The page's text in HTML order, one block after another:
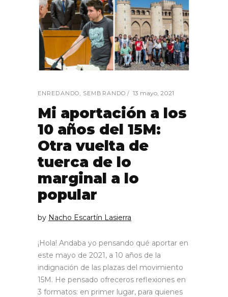
ENREDANDO, SEMBRANDO 13 mayo, 2021
Mi aportación a los
10 años del 15M:
Otra vuelta de
tuerca de lo
marginal a lo
popular
by Nacho Escartín Lasierra
¡Hola! Andaba yo pensando qué aportar en
este mayo de 2021, a 10 años de la
indignación de las plazas del movimiento
15M. He pensado ofreceros reflexiones en
3 formatos: en primer lugar, para quienes